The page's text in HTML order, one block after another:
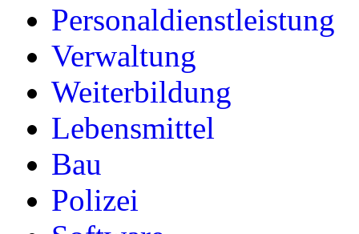
Personaldienstleistung
Verwaltung
Weiterbildung
Lebensmittel
Bau
Polizei